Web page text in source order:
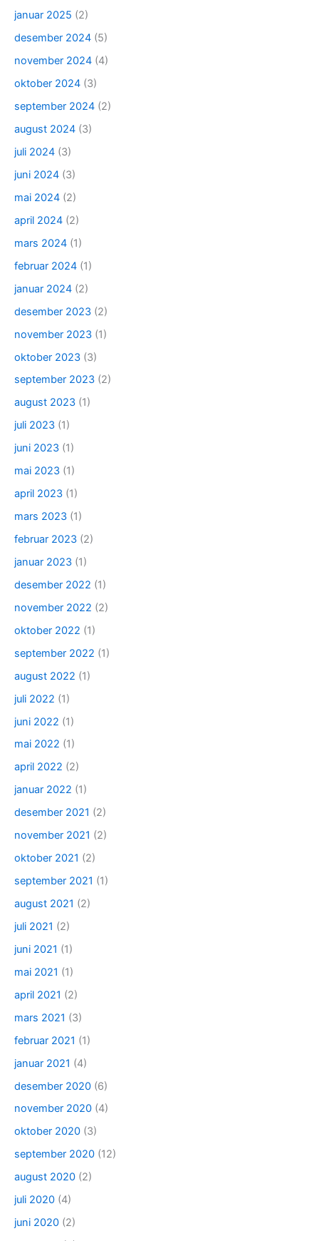
januar 2025 (2)
desember 2024 (5)
november 2024 (4)
oktober 2024 (3)
september 2024 (2)
august 2024 (3)
juli 2024 (3)
juni 2024 (3)
mai 2024 (2)
april 2024 (2)
mars 2024 (1)
februar 2024 (1)
januar 2024 (2)
desember 2023 (2)
november 2023 (1)
oktober 2023 (3)
september 2023 (2)
august 2023 (1)
juli 2023 (1)
juni 2023 (1)
mai 2023 (1)
april 2023 (1)
mars 2023 (1)
februar 2023 (2)
januar 2023 (1)
desember 2022 (1)
november 2022 (2)
oktober 2022 (1)
september 2022 (1)
august 2022 (1)
juli 2022 (1)
juni 2022 (1)
mai 2022 (1)
april 2022 (2)
januar 2022 (1)
desember 2021 (2)
november 2021 (2)
oktober 2021 (2)
september 2021 (1)
august 2021 (2)
juli 2021 (2)
juni 2021 (1)
mai 2021 (1)
april 2021 (2)
mars 2021 (3)
februar 2021 (1)
januar 2021 (4)
desember 2020 (6)
november 2020 (4)
oktober 2020 (3)
september 2020 (12)
august 2020 (2)
juli 2020 (4)
juni 2020 (2)